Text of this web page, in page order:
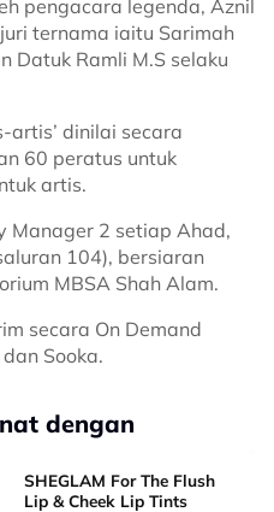
pengacara legenda, Aznil
ternama iaitu Sarimah
Datuk Ramli M.S selaku
artis’ dinilai secara
60 peratus untuk
artis.
Manager 2 setiap Ahad,
104), bersiaran
MBSA Shah Alam.
secara On Demand
Sooka.
dengan
SHEGLAM For The Flush
Lip & Cheek Lip Tints